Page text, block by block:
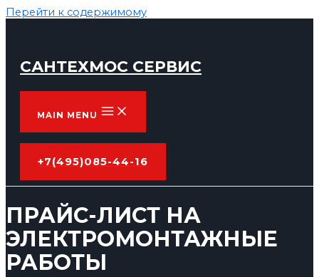
Перейти к содержимому
САНТЕХМОС СЕРВИС
MAIN MENU
+7(495)085-44-16
ПРАЙС-ЛИСТ НА
ЭЛЕКТРОМОНТАЖНЫЕ
РАБОТЫ